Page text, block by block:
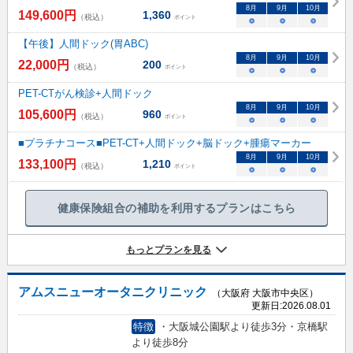
149,600円 （税込） 1,360 ポイント
8月 9月 10月
○ ○ ○
【午後】人間ドック(胃ABC)
22,000円 （税込） 200 ポイント
8月 9月 10月
○ ○ ○
PET-CTがん検診+人間ドック
105,600円 （税込） 960 ポイント
8月 9月 10月
○ ○ ○
■プラチナコース■PET-CT+人間ドック+脳ドック+腫瘍マーカー
133,100円 （税込） 1,210 ポイント
8月 9月 10月
○ ○ ○
健康保険組合の補助を利用するプランはこちら
もっとプランを見る
アムスニューオータニクリニック
（大阪府 大阪市中央区）
更新日:2026.08.01
特徴
・大阪城公園駅より徒歩3分・京橋駅
より徒歩8分